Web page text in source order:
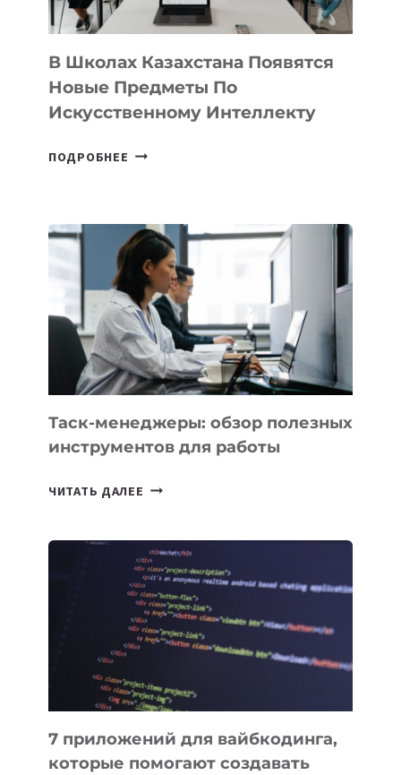
ПРОГРАММУ
ДЛЯ
ТЕХНОЛОГИЧЕСКИХ
В Школах Казахстана Появятся
Новые Предметы По
Искусственному Интеллекту
ПОДРОБНЕЕ В
НОВЫЕ
ПРЕДМЕТЫ
ПО
ИСКУССТВЕННОМУ
ИНТЕЛЛЕКТУ
Таск-менеджеры: обзор полезных
инструментов для работы
ЧИТАТЬ ДАЛЕЕ ТАСК-
ПОЛЕЗНЫХ
ИНСТРУМЕНТОВ
ДЛЯ
РАБОТЫ
7 приложений для вайбкодинга,
которые помогают создавать